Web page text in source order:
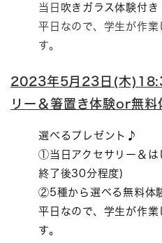
当日 吹きガラス体験付
平日なので、学生が作
す。
2023年5月23日(木
リー＆箸置き体験or無料
選べるプレゼント♪
①当日アクセサリー＆は
終了後30分程度)
②5種から選べる 無料体
平日なので、学生が作
す。